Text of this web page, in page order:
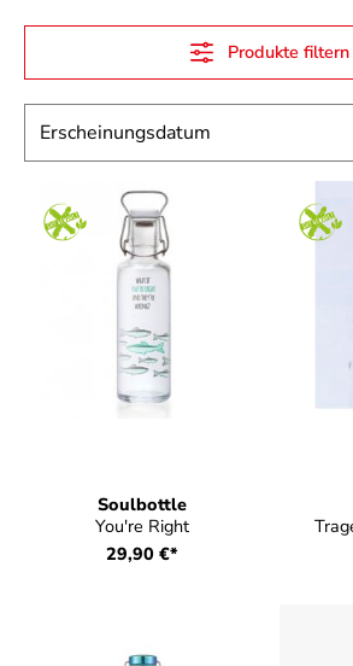
Produkte filtern
Soulbottle
You're Right
29,90 €*